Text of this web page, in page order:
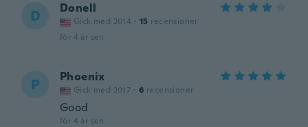
D Donell
Gick med 2014 · 15 recensioner
för 4 år sen
P Phoenix
Gick med 2017 · 6 recensioner
Good
för 4 år sen